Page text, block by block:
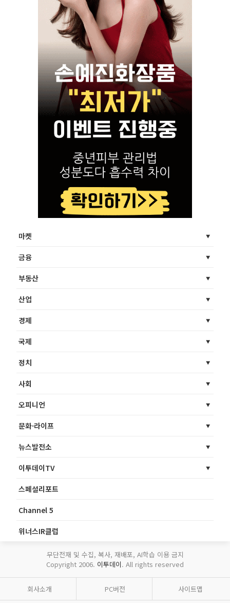
마켓
금융
부동산
산업
경제
국제
정치
사회
오피니언
문화·라이프
뉴스발전소
이투데이TV
스페셜리포트
Channel 5
위너스IR클럽
무단전재 및 수집, 복사, 재배포, AI학습 이용 금지
Copyright 2006. 이투데이. All rights reserved
회사소개 PC버전 사이트맵